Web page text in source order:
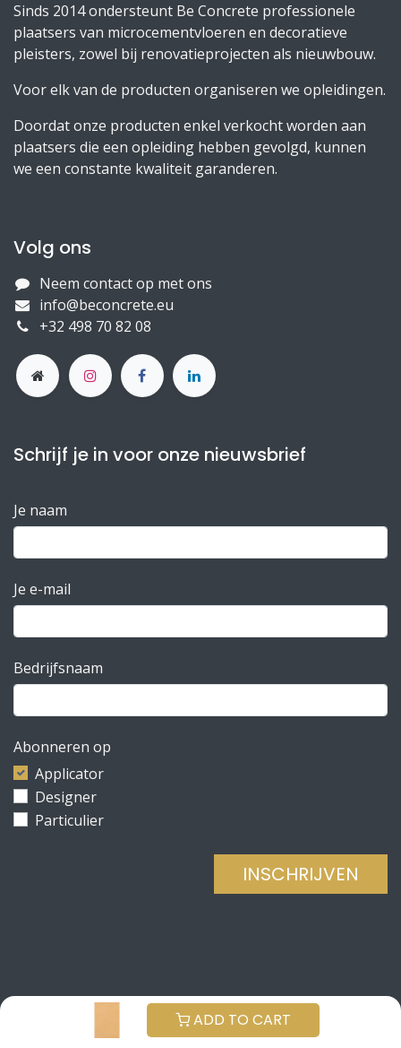
ADD TO CART
Sinds 2014 ondersteunt Be Concrete professionele
plaatsers van microcementvloeren en decoratieve
pleisters, zowel bij renovatieprojecten als nieuwbouw.
Voor elk van de producten organiseren we opleidingen.
Doordat onze producten enkel verkocht worden aan
plaatsers die een opleiding hebben gevolgd, kunnen
we een constante kwaliteit garanderen.
Volg ons
Neem contact op met ons
info@beconcrete.eu
+32 498 70 82 08
Schrijf je in voor onze nieuwsbrief
Je naam
Je e-mail
Bedrijfsnaam
Abonneren op
Applicator
Designer
Particulier
INSCHRIJVEN
Copyright © Be Concrete NEDERLANDS (BE)
Aangeboden door - De #1Open source e-